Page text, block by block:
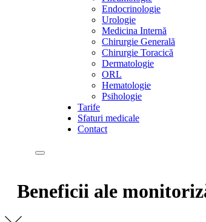
Endocrinologie
Urologie
Medicina Internă
Chirurgie Generală
Chirurgie Toracică
Dermatologie
ORL
Hematologie
Psihologie
Tarife
Sfaturi medicale
Contact
Beneficii ale